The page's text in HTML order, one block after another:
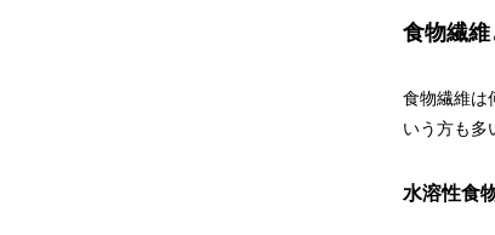
食物繊維
食物繊維は
いう方も多
水溶性食